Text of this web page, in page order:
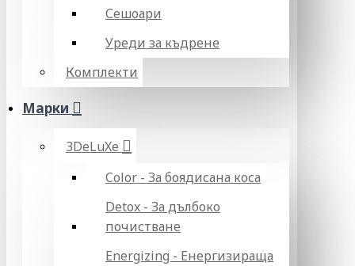
Сешоари
Уреди за къдрене
Комплекти
Марки
3DeLuXe
Color - За боядисана коса
Detox - За дълбоко
почистване
Energizing - Енергизираща